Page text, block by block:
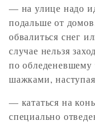
— на улице надо
подальше от
обвалиться снег
случае нельзя
по
шажками,
— кататься на
специально